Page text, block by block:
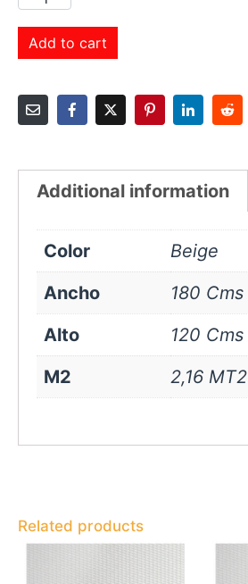
Add to cart
Additional information
Color
Beige
Ancho
180 Cms
Alto
120 Cms
M2
2,16 MT2
Related products